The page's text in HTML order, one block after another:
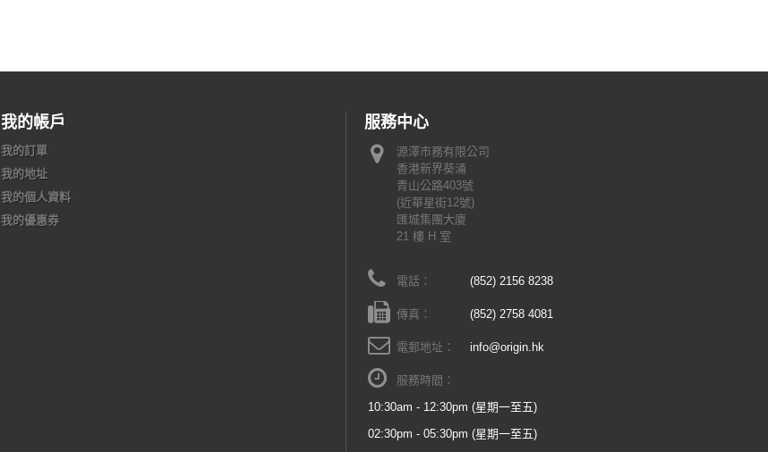
我的帳戶
我的訂單
我的地址
我的個人資料
我的優惠券
服務中心
源澤市務有限公司
香港新界葵涌
青山公路403號
(近華星街12號)
匯城集團大廈
21 樓 H 室
電話： (852) 2156 8238
傳真： (852) 2758 4081
電郵地址： info@origin.hk
服務時間：
10:30am - 12:30pm (星期一至五)
02:30pm - 05:30pm (星期一至五)